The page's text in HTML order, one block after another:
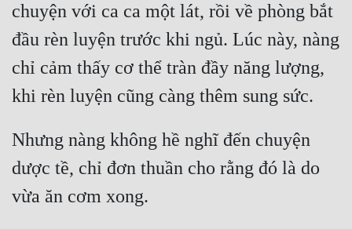
chuyện với ca ca một lát, rồi về phòng bắt
đầu rèn luyện trước khi ngủ. Lúc này, nàng
chỉ cảm thấy cơ thể tràn đầy năng lượng,
Nhưng nàng không hề nghĩ đến chuyện
dược tề, chỉ đơn thuần cho rằng đó là do